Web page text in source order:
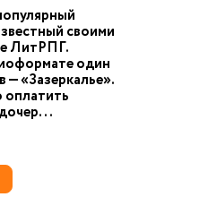
своими
ЛитРПГ.
один
— «Зазеркалье».
оплатить